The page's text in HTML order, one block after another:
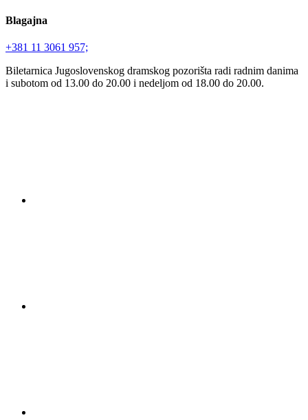
Blagajna
+381 11 3061 957;
Biletarnica Jugoslovenskog dramskog pozorišta radi radnim danima
i subotom od 13.00 do 20.00 i nedeljom od 18.00 do 20.00.